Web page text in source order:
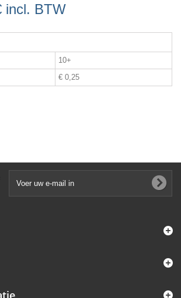
incl. BTW
10+
€ 0,25